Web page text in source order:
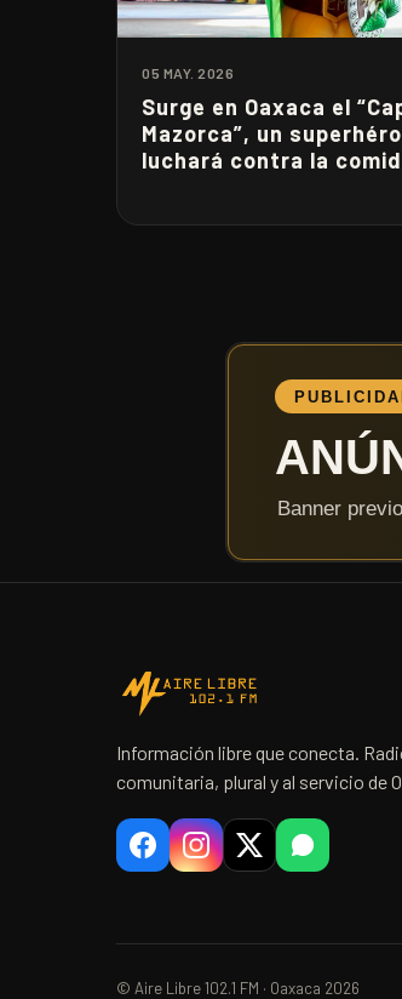
05 MAY. 2026
Surge en Oaxaca el
Mazorca”, un
luchará contra la
Información libre que conecta.
comunitaria, plural y al servicio de
© Aire Libre 102.1 FM · Oaxaca 2026